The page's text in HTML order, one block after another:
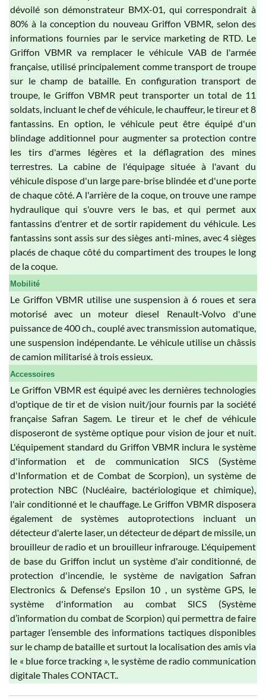
dévoilé son démonstrateur BMX-01, qui correspondrait à
80% à la conception du nouveau Griffon VBMR, selon des
informations fournies par le service marketing de RTD. Le
Griffon VBMR va remplacer le véhicule VAB de l'armée
française, utilisé principalement comme transport de troupe
sur le champ de bataille. En configuration transport de
troupe, le Griffon VBMR peut transporter un total de 11
soldats, incluant le chef de véhicule, le chauffeur, le tireur et 8
fantassins. En option, le véhicule peut être équipé d'un
blindage additionnel pour augmenter sa protection contre
les tirs d'armes légères et la déflagration des mines
terrestres. La cabine de l'équipage située à l'avant du
véhicule dispose d'un large pare-brise blindée et d'une porte
de chaque côté. A l'arrière de la coque, on trouve une rampe
hydraulique qui s'ouvre vers le bas, et qui permet aux
fantassins d'entrer et de sortir rapidement du véhicule. Les
fantassins sont assis sur des sièges anti-mines, avec 4 sièges
placés de chaque côté du compartiment des troupes le long
de la coque.
Mobilité
Le Griffon VBMR utilise une suspension à 6 roues et sera
motorisé avec un moteur diesel Renault-Volvo d'une
puissance de 400 ch., couplé avec transmission automatique,
une suspension indépendante. Le véhicule utilise un châssis
de camion militarisé à trois essieux.
Accessoires
Le Griffon VBMR est équipé avec les dernières technologies
d'optique de tir et de vision nuit/jour fournis par la société
française Safran Sagem. Le tireur et le chef de véhicule
disposeront de système optique pour vision de jour et nuit.
L'équipement standard du Griffon VBMR inclura le système
d'information et de communication SICS (Système
d'Information et de Combat de Scorpion), un système de
protection NBC (Nucléaire, bactériologique et chimique),
l'air conditionné et le chauffage. Le Griffon VBMR disposera
également de systèmes autoprotections incluant un
détecteur d'alerte laser, un détecteur de départ de missile, un
brouilleur de radio et un brouilleur infrarouge. L'équipement
de base du Griffon inclut un système d'air conditionné, de
protection d'incendie, le système de navigation Safran
Electronics & Defense's Epsilon 10 , un système GPS, le
système d'information au combat SICS (Système
d’information du combat de Scorpion) qui permettra de faire
partager l’ensemble des informations tactiques disponibles
sur le champ de bataille et surtout la localisation des amis via
le « blue force tracking », le système de radio communication
digitale Thales CONTACT..